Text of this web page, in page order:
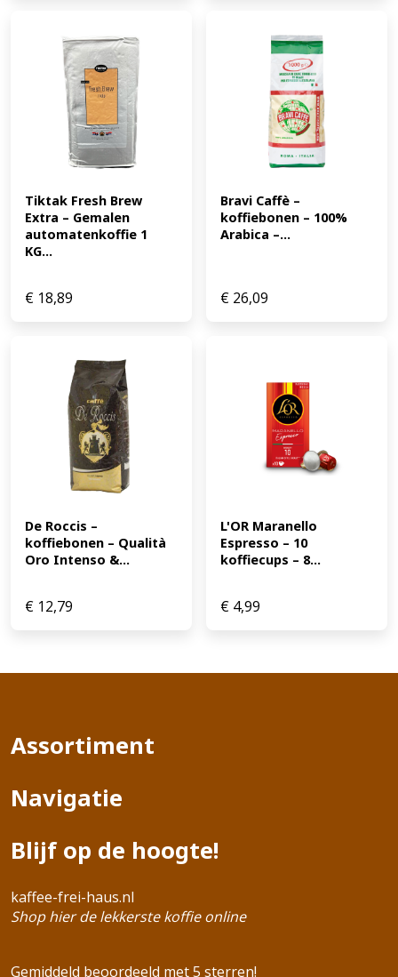
Tiktak Fresh Brew
Extra – Gemalen
automatenkoffie 1
KG...
€ 18,89
Bravi Caffè –
koffiebonen – 100%
Arabica –...
€ 26,09
De Roccis –
koffiebonen – Qualità
Oro Intenso &...
€ 12,79
L'OR Maranello
Espresso – 10
koffiecups – 8...
€ 4,99
Assortiment
Navigatie
Blijf op de hoogte!
kaffee-frei-haus.nl
Shop hier de lekkerste koffie online
Gemiddeld beoordeeld met 5 sterren!